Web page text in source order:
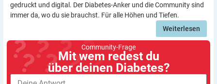
gedruckt und digital. Der Diabetes-Anker und die Community sind
immer da, wo du sie brauchst. Für alle Höhen und Tiefen.
Weiterlesen
Community-Frage
Mit wem redest du
über deinen Diabetes?